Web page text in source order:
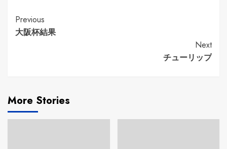
Continue
Reading
Previous
大阪杯結果
Next
チューリップ
More Stories